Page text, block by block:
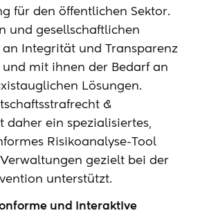
für den öffentlichen Sektor.
und gesellschaftlichen
Integrität und Transparenz
mit ihnen der Bedarf an
Lösungen.
&
daher ein spezialisiertes,
Risikoanalyse-Tool
gezielt bei der
unterstützt.
und interaktive